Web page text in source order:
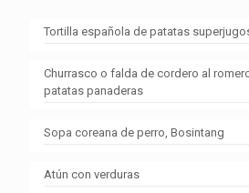
Tortilla española de patatas
Churrasco o falda de cordero al
patatas panaderas
Sopa coreana de perro, Bosintang
Atún con verduras